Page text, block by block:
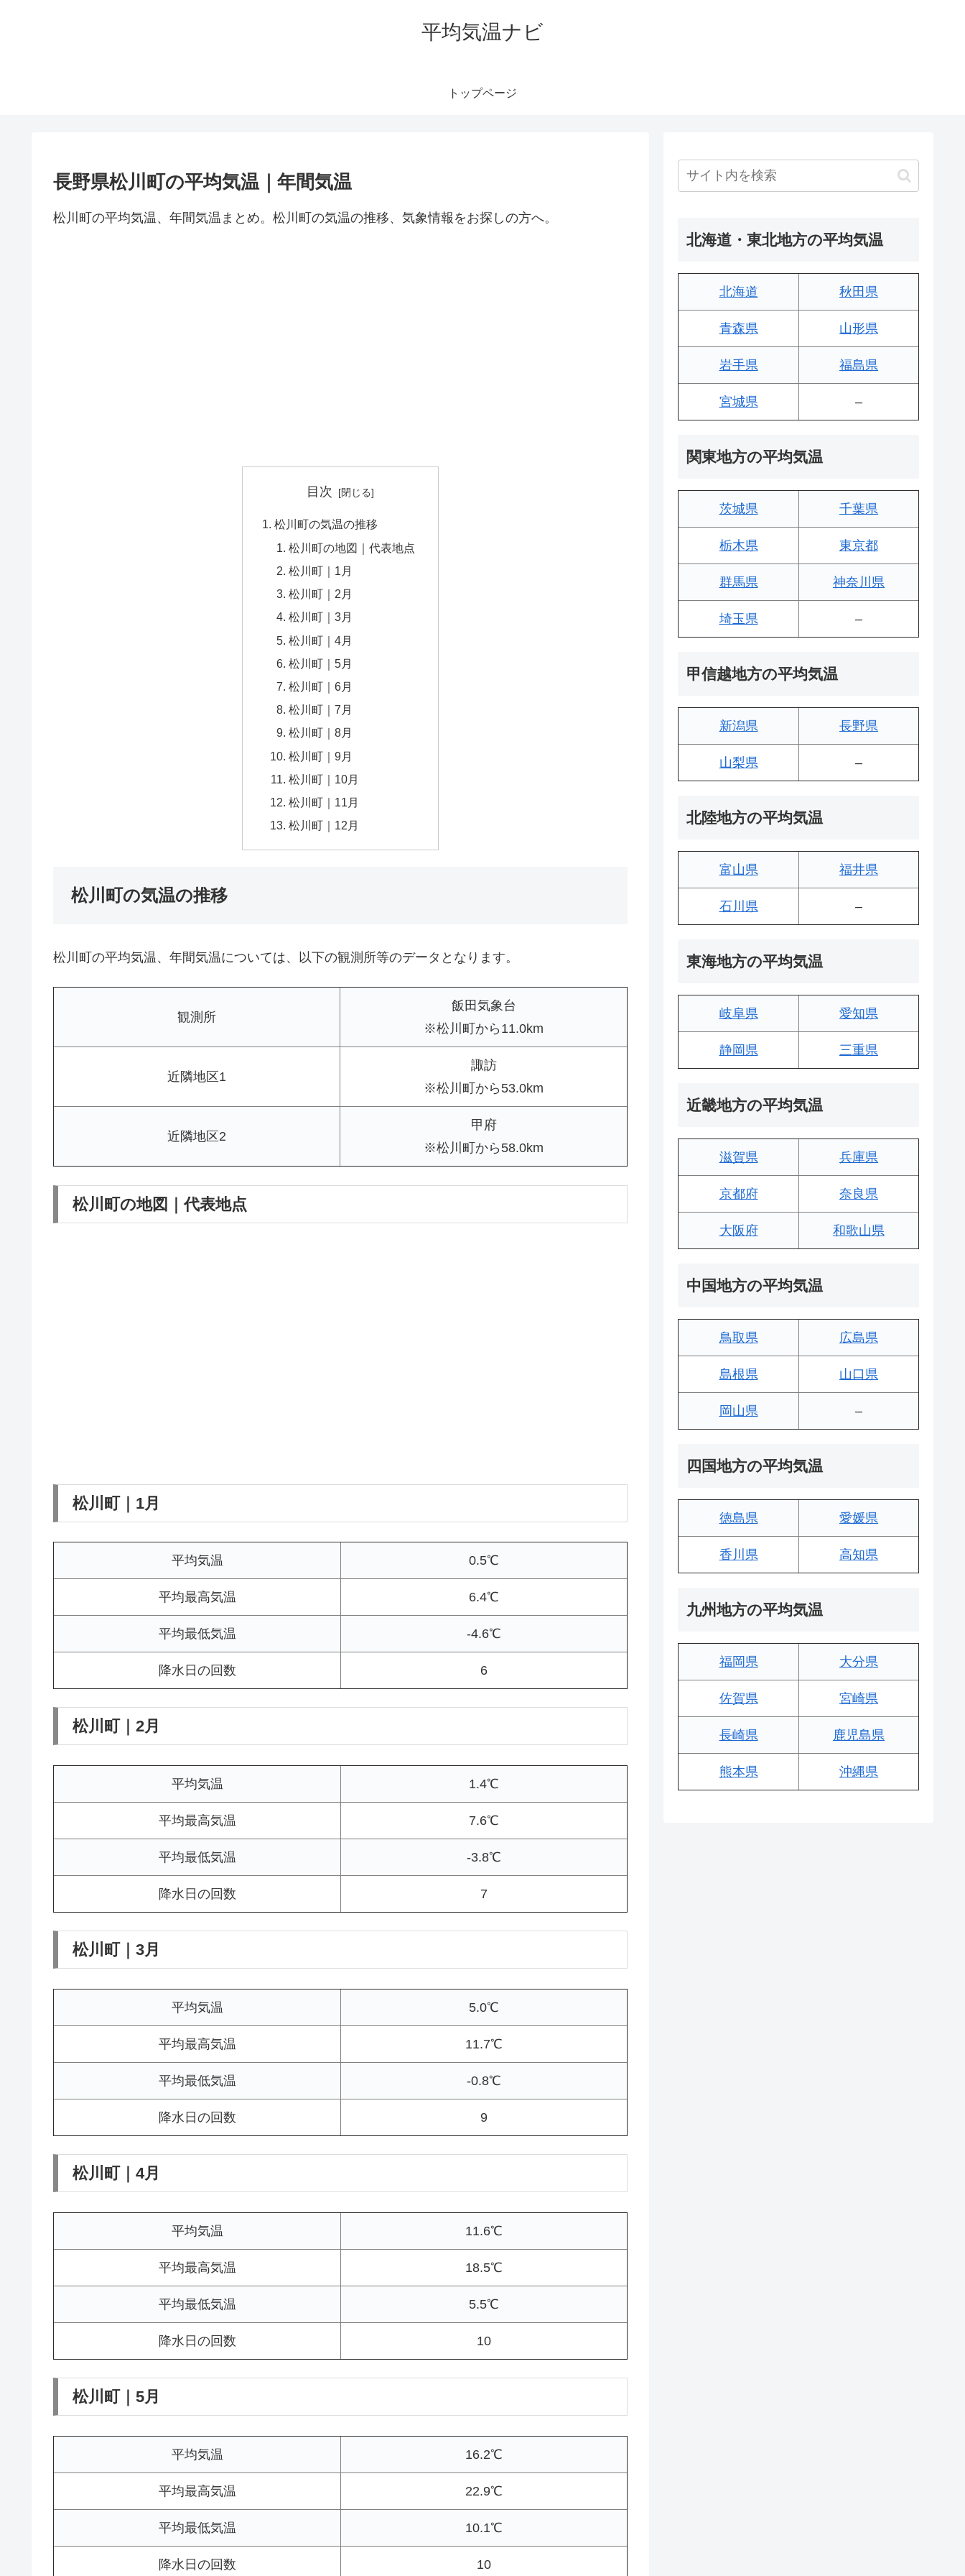
平均気温ナビ
トップページ
長野県松川町の平均気温｜年間気温
松川町の平均気温、年間気温まとめ。松川町の気温の推移、気象情報をお探しの方へ。
目次
松川町の気温の推移
松川町の地図｜代表地点
松川町｜1月
松川町｜2月
松川町｜3月
松川町｜4月
松川町｜5月
松川町｜6月
松川町｜7月
松川町｜8月
松川町｜9月
松川町｜10月
松川町｜11月
松川町｜12月
松川町の気温の推移
松川町の平均気温、年間気温については、以下の観測所等のデータとなります。
観測所
飯田気象台
※松川町から11.0km
近隣地区1
諏訪
※松川町から53.0km
近隣地区2
甲府
※松川町から58.0km
松川町の地図｜代表地点
松川町｜1月
平均気温 0.5℃
平均最高気温 6.4℃
平均最低気温 -4.6℃
降水日の回数 6
松川町｜2月
平均気温 1.4℃
平均最高気温 7.6℃
平均最低気温 -3.8℃
降水日の回数 7
松川町｜3月
平均気温 5.0℃
平均最高気温 11.7℃
平均最低気温 -0.8℃
降水日の回数 9
松川町｜4月
平均気温 11.6℃
平均最高気温 18.5℃
平均最低気温 5.5℃
降水日の回数 10
松川町｜5月
平均気温 16.2℃
平均最高気温 22.9℃
平均最低気温 10.1℃
降水日の回数 10
北海道・東北地方の平均気温
北海道 秋田県
青森県 山形県
岩手県 福島県
宮城県 –
関東地方の平均気温
茨城県 千葉県
栃木県 東京都
群馬県 神奈川県
埼玉県 –
甲信越地方の平均気温
新潟県 長野県
山梨県 –
北陸地方の平均気温
富山県 福井県
石川県 –
東海地方の平均気温
岐阜県 愛知県
静岡県 三重県
近畿地方の平均気温
滋賀県 兵庫県
京都府 奈良県
大阪府 和歌山県
中国地方の平均気温
鳥取県 広島県
島根県 山口県
岡山県 –
四国地方の平均気温
徳島県 愛媛県
香川県 高知県
九州地方の平均気温
福岡県 大分県
佐賀県 宮崎県
長崎県 鹿児島県
熊本県 沖縄県